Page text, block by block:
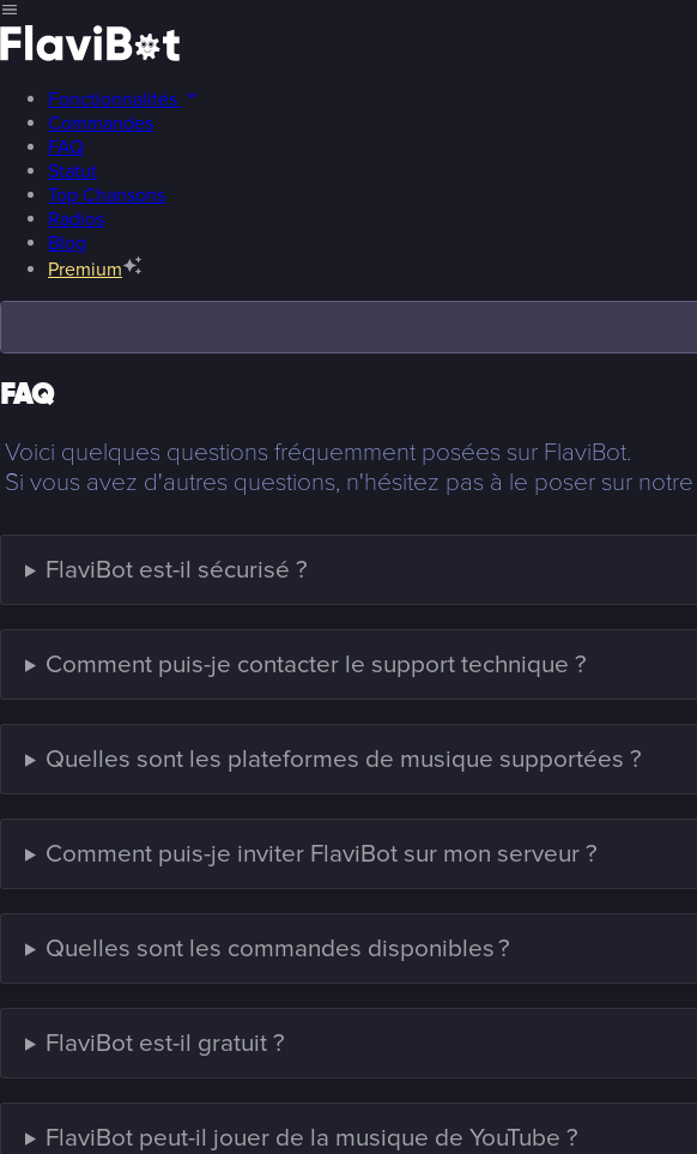
Fonctionnalités
Commandes
FAQ
Statut
Top Chansons
Radios
Blog
Premium
FAQ
Voici quelques questions fréquemment posées sur FlaviBot.
Si vous avez d'autres questions, n'hésitez pas à le poser sur
FlaviBot est-il sécurisé ?
Comment puis-je contacter le support technique ?
Quelles sont les plateformes de musique supportées ?
Comment puis-je inviter FlaviBot sur mon serveur ?
Quelles sont les commandes disponibles ?
FlaviBot est-il gratuit ?
FlaviBot peut-il jouer de la musique de YouTube ?